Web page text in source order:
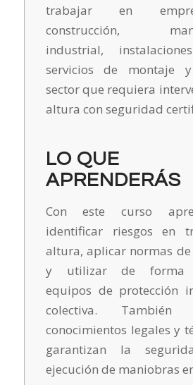
trabajar en
construcción,
industrial,
servicios de montaje
sector que requiera
altura con seguridad
LO QUE
APRENDERÁS
Con este curso
identificar riesgos en
altura, aplicar normas de
y utilizar de forma
equipos de protección
colectiva. También
conocimientos legales y
garantizan la
ejecución de maniobras